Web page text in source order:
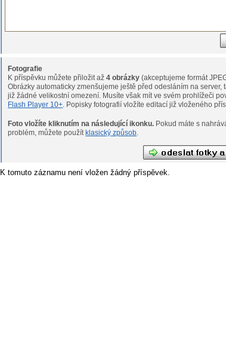
Fotografie
K příspěvku můžete přiložit až4 obrázky (akceptujeme formát
Obrázky automaticky zmenšujeme ještě před odesláním na server,
již žádné velikostní omezení. Musíte však mít ve svém
Flash Player 10+ . Popisky fotografií vložíte editací již vloženého
Foto vložíte kliknutím na následující ikonku.
problém, můžete použítklasický způsob
K tomuto záznamu není vložen žádný příspěvek.